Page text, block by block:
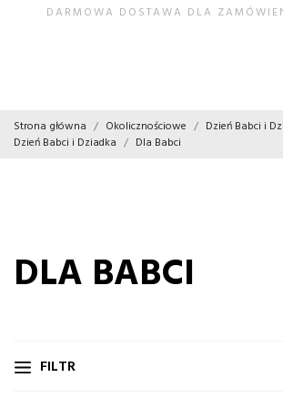
DARMOWA DOSTAWA DLA
Strona główna Okolicznościowe Dzień Babci i
Dzień Babci i Dziadka
Dla Babci
DLA BABCI
FILTR